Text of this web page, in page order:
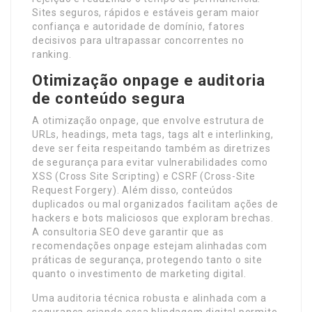
Sites seguros, rápidos e estáveis geram maior
confiança e autoridade de domínio, fatores
decisivos para ultrapassar concorrentes no
ranking.
Otimização onpage e auditoria
de conteúdo segura
A otimização onpage, que envolve estrutura de
URLs, headings, meta tags, tags alt e interlinking,
deve ser feita respeitando também as diretrizes
de segurança para evitar vulnerabilidades como
XSS (Cross Site Scripting) e CSRF (Cross-Site
Request Forgery). Além disso, conteúdos
duplicados ou mal organizados facilitam ações de
hackers e bots maliciosos que exploram brechas.
A consultoria SEO deve garantir que as
recomendações onpage estejam alinhadas com
práticas de segurança, protegendo tanto o site
quanto o investimento de marketing digital.
Uma auditoria técnica robusta e alinhada com a